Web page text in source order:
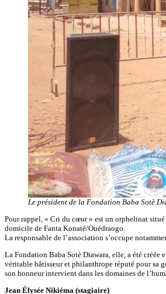
Le président de la Fondation Baba Sotè
Pour rappel, « Cri du cœur » est un orphelinat situé
domicile de Fanta Konaté/Ouédraogo.
La responsable de l’association s’occupe
La Fondation Baba Sotè Diawara, elle, a été
véritable bâtisseur et philanthrope réputé pour sa
son honneur intervient dans les domaines de
Jean Élysée Nikiéma (stagiaire)